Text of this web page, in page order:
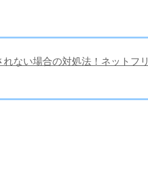
ない場合の対処法！ネットフリ